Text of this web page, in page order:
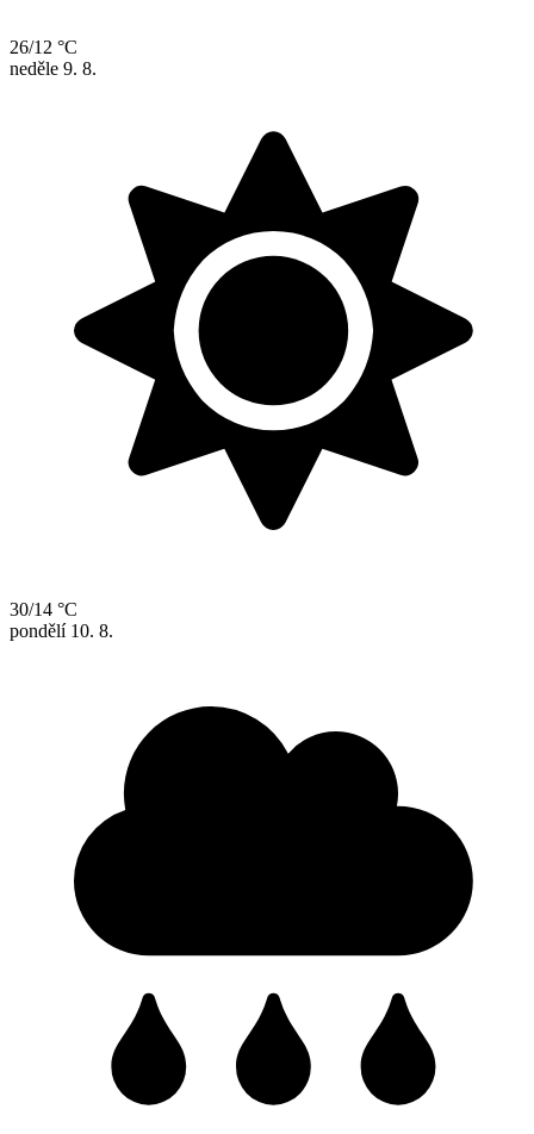
26/12 °C
neděle 9. 8.
30/14 °C
pondělí 10. 8.